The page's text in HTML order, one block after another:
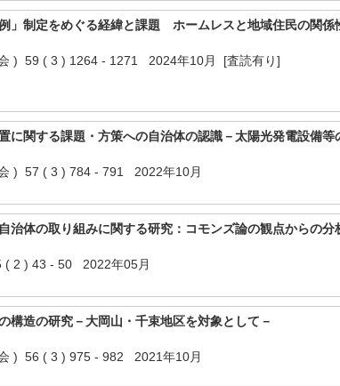
」制定をめぐる経緯と課題 ホームレスと地域住民の関係
) 59 ( 3 ) 1264 - 1271 2024年10月 [査読有り]
に関する課題・方策への自治体の認識－太陽光発電設備
) 57 ( 3 ) 784 - 791 2022年10月
治体の取り組みに関する研究：コモンズ論の観点からの分
( 2 ) 43 - 50 2022年05月
構造の研究－大岡山・千束地区を対象として－
) 56 ( 3 ) 975 - 982 2021年10月